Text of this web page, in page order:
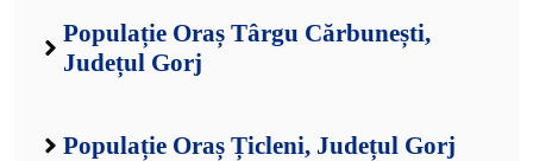
Populație Oraș Târgu Cărbunești,
Județul Gorj
Populație Oraș Țicleni, Județul Gorj